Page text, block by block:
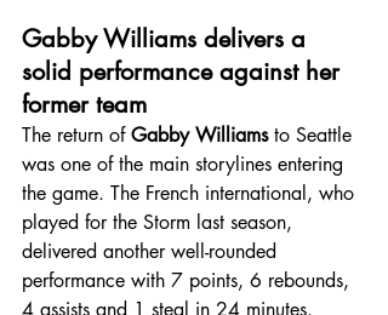
Gabby Williams delivers a
solid performance against her
former team
The return of Gabby Williams to Seattle
was one of the main storylines entering
the game. The French international, who
played for the Storm last season,
delivered another well-rounded
performance with 7 points, 6 rebounds,
4 assists and 1 steal in 24 minutes.